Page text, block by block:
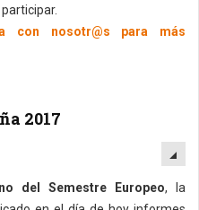
con nosotr@s para más
2017
del Semestre Europeo, la